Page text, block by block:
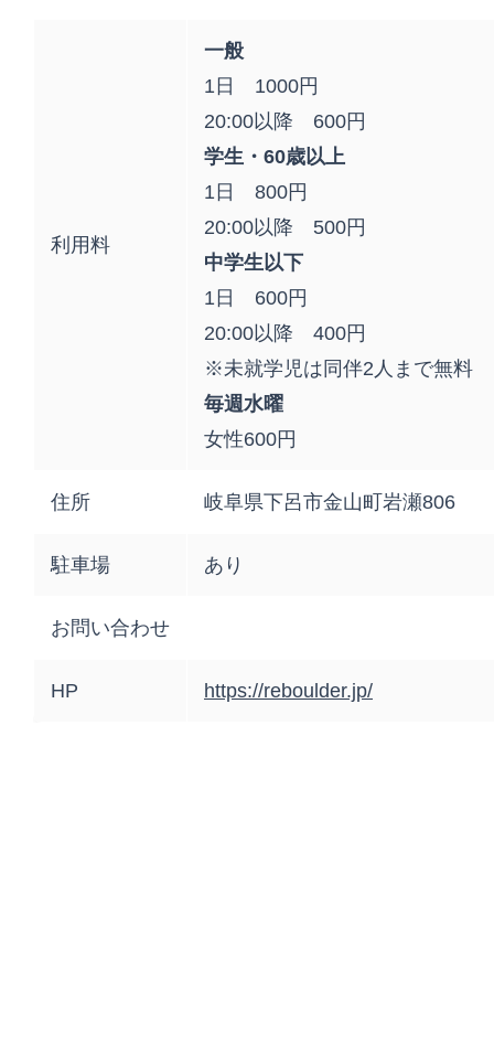
利用料
一般
1日 1000円
20:00以降 600円
学生・60歳以上
1日 800円
20:00以降 500円
中学生以下
1日 600円
20:00以降 400円
※未就学児は同伴2人まで無料
毎週水曜
女性600円
住所 岐阜県下呂市金山町岩瀬806
駐車場 あり
お問い合わせ
HP https://reboulder.jp/